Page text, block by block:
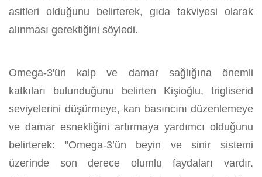
asitleri olduğunu belirterek, gıda takviyesi olarak
alınması gerektiğini söyledi.
Omega-3'ün kalp ve damar sağlığına önemli
katkıları bulunduğunu belirten Kişioğlu, trigliserid
seviyelerini düşürmeye, kan basıncını düzenlemeye
ve damar esnekliğini artırmaya yardımcı olduğunu
belirterek: "Omega-3’ün beyin ve sinir sistemi
üzerinde son derece olumlu faydaları vardır.